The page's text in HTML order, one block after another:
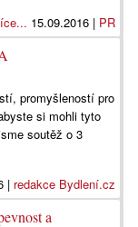
15.09.2016 | PR
promyšleností pro
si mohli tyto
soutěž o 3
| redakce Bydlení.cz
a